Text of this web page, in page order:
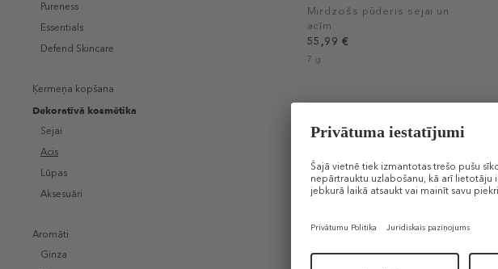
Pureness
Essentials
Defend Skincare
Ķermeņa kopšana
Dekoratīvā kosmētika
Sejai
Acis
Lūpas
Aksesuāri
Aromāti
Ginza
Mirdzošs pūderis sejai un
acīm
55,99 €
7 g